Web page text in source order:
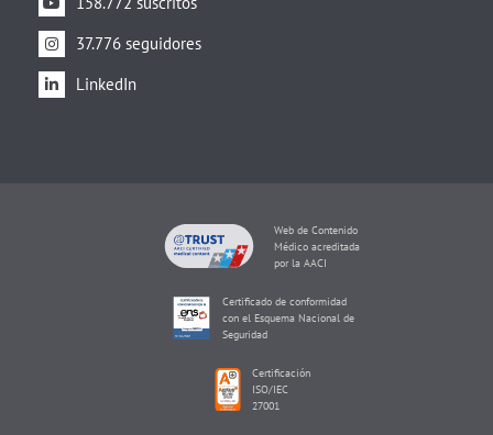
37.776 seguidores
LinkedIn
Web de Contenido
Médico acreditada
por la AACI
Certificado de conformidad
con el Esquema Nacional de
Seguridad
Certificación
ISO/IEC
27001